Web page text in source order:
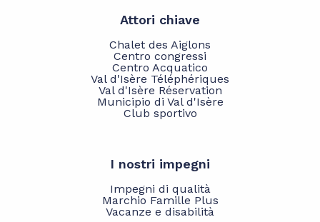
Attori chiave
Chalet des Aiglons
Centro congressi
Centro Acquatico
Val d'Isère Téléphériques
Val d'Isère Réservation
Municipio di Val d'Isère
Club sportivo
I nostri impegni
Impegni di qualità
Marchio Famille Plus
Vacanze e disabilità